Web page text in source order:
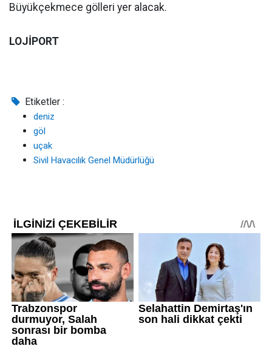
Büyükçekmece gölleri yer alacak.
LOJİPORT
Etiketler :
deniz
göl
uçak
Sivil Havacılık Genel Müdürlüğü